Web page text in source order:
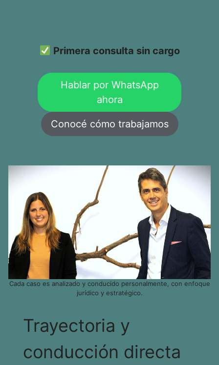
Primera consulta sin cargo
Hablar por WhatsApp
ahora
Conocé cómo trabajamos
Cada caso es analizado y conducido personalmente, con enfoque
jurídico y estratégico.
Trayectoria y
conducción directa